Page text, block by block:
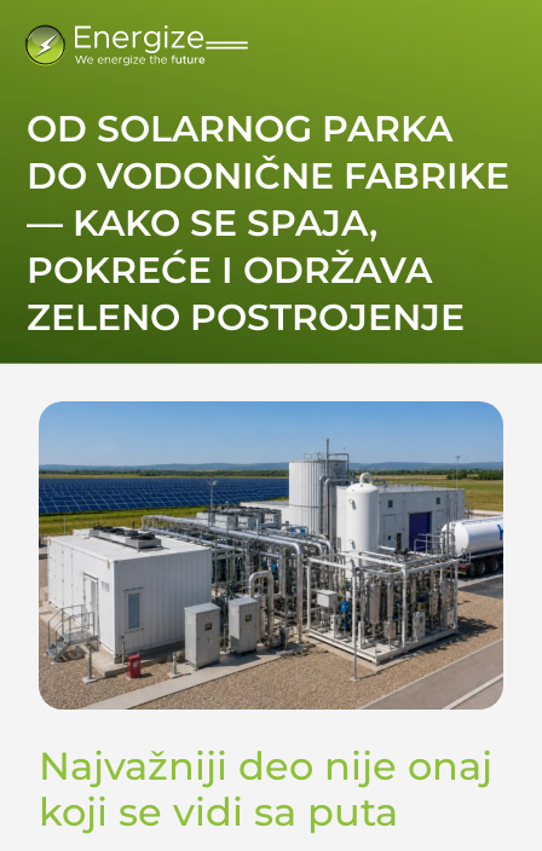
OD SOLARNOG PARKA
DO VODONIČNE FABRIKE
— KAKO SE SPAJA,
POKREĆE I ODRŽAVA
ZELENO POSTROJENJE
Najvažniji deo nije onaj
koji se vidi sa puta